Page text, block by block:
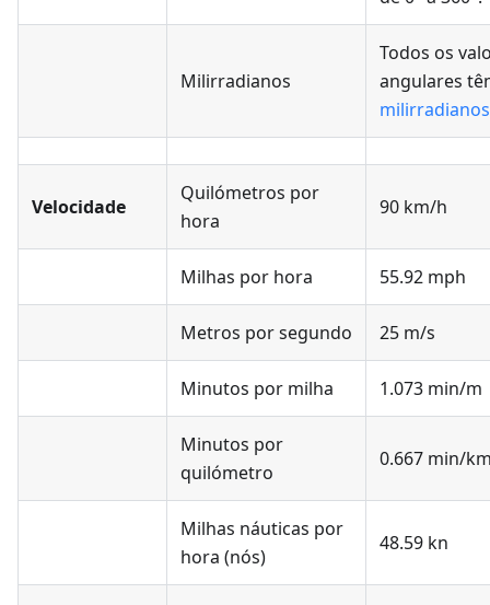
Milirradianos
Todos os
angulares
milirradianos
Velocidade
Quilómetros por
hora
90 km/h
Milhas por hora 55.92 mph
Metros por segundo 25 m/s
Minutos por milha 1.073 min/m
Minutos por
quilómetro
0.667 min/
Milhas náuticas por
hora (nós)
48.59 kn